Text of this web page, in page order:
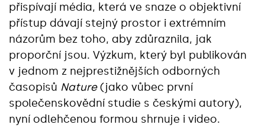
přispívají média, která ve snaze o objektivní
přístup dávají stejný prostor i extrémním
názorům bez toho, aby zdůraznila, jak
proporční jsou. Výzkum, který byl publikován
v jednom z nejprestižnějších odborných
časopisů Nature(jako vůbec první
společenskovědní studie s českými autory),
nyní odlehčenou formou shrnuje i video.